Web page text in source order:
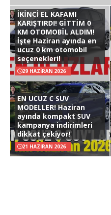
İKİNCİ EL KAFAMI
KARIŞTIRDI! GİTTİM 0
KM OTOMOBİL ALDIM!
İşte Haziran ayında en
ucuz 0 km otomobil
seçenekleri!
29 HAZIRAN 2026
EN UCUZ C SUV
MODELLER! Haziran
ayında kompakt SUV
kampanya indirimleri
dikkat çekiyor!
21 HAZIRAN 2026